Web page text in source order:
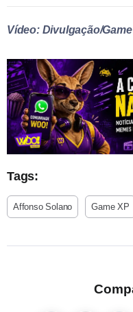
Vídeo: Divulgação/
Tags:
Affonso Solano Game XP